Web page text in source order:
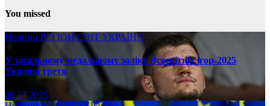
You missed
Новини РЕГІОНСВІТ УКРАЇНА
У загальному медальному заліку Всесвітніх ігор-2025
Україна третя
08.17.2025